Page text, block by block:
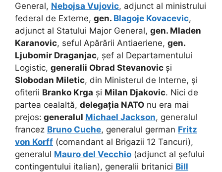
General, Nebojsa Vujovic, adjunct al ministrului
federal de Externe, gen. Blagoje Kovacevic,
adjunct al Statului Major General, gen. Mladen
Karanovic, seful Apărării Antiaeriene, gen.
Ljubomir Draganjac, șef al Departamentului
Logistic, generalii Obrad Stevanovic și
Slobodan Miletic, din Ministerul de Interne, și
ofiterii Branko Krga și Milan Djakovic. Nici de
partea cealaltă, delegația NATO nu era mai
prejos: generalul Michael Jackson, generalul
francez Bruno Cuche, generalul german Fritz
von Korff (comandant al Brigazii 12 Tancuri),
generalul Mauro del Vecchio (adjunct al șefului
contingentului italian), generalii britanici Bill